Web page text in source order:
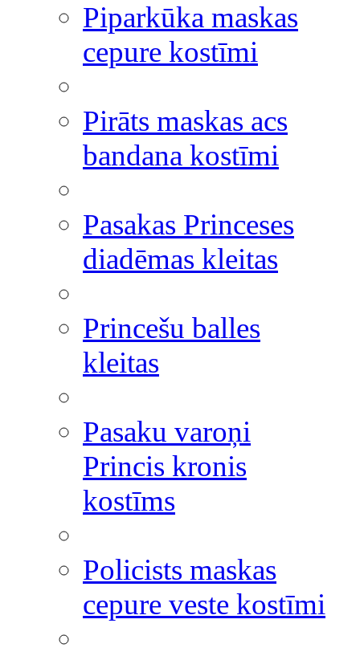
Piparkūka maskas
cepure kostīmi
Pirāts maskas acs
bandana kostīmi
Pasakas Princeses
diadēmas kleitas
Princešu balles
kleitas
Pasaku varoņi
Princis kronis
kostīms
Policists maskas
cepure veste kostīmi